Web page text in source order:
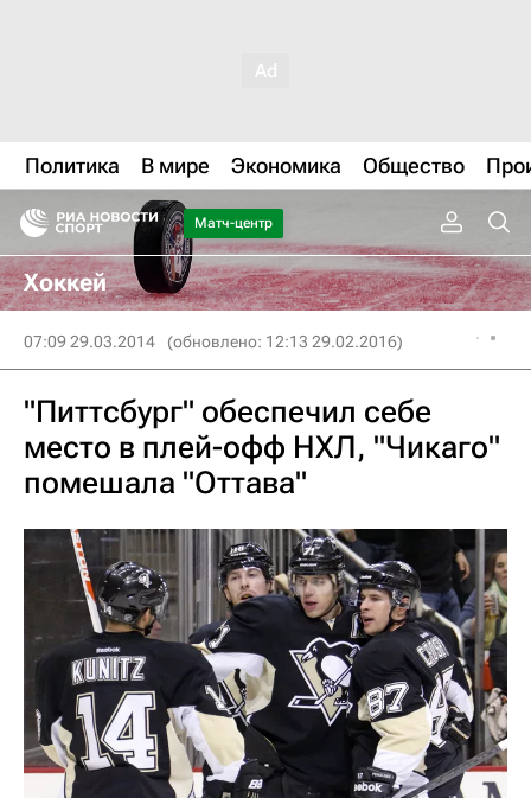
Политика В мире Экономика Общество
Матч-центр
Хоккей
07:09 29.03.2014 (обновлено: 12:13 29.02.2016)
"Питтсбург" обеспечил себе
место в плей-офф НХЛ, "Чикаго"
помешала "Оттава"